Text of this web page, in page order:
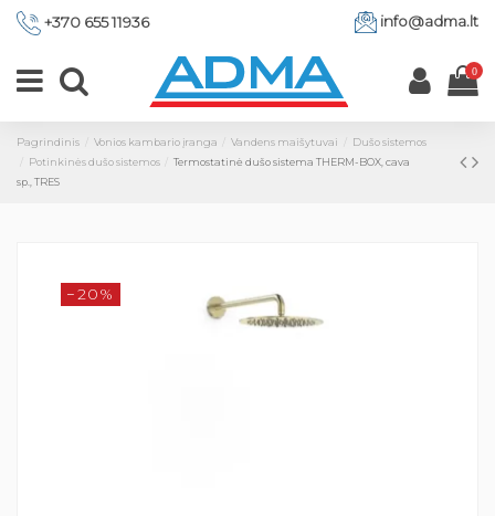
+370 655 11936 info@adma.lt
0
Pagrindinis Vonios kambario įranga Vandens maišytuvai
Dušo sistemos
Potinkinės dušo sistemos
Termostatinė dušo sistema THERM-BOX, cava
sp., TRES
−20%